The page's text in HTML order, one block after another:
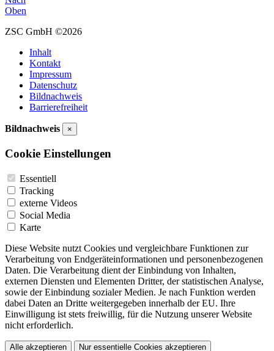
Oben
ZSC GmbH ©2026
Inhalt
Kontakt
Impressum
Datenschutz
Bildnachweis
Barrierefreiheit
Bildnachweis ×
Cookie Einstellungen
Essentiell
Tracking
externe Videos
Social Media
Karte
Diese Website nutzt Cookies und vergleichbare Funktionen zur
Verarbeitung von Endgeräteinformationen und personenbezogenen
Daten. Die Verarbeitung dient der Einbindung von Inhalten,
externen Diensten und Elementen Dritter, der statistischen Analyse,
sowie der Einbindung sozialer Medien. Je nach Funktion werden
dabei Daten an Dritte weitergegeben innerhalb der EU. Ihre
Einwilligung ist stets freiwillig, für die Nutzung unserer Website
nicht erforderlich.
Alle akzeptieren Nur essentielle Cookies akzeptieren